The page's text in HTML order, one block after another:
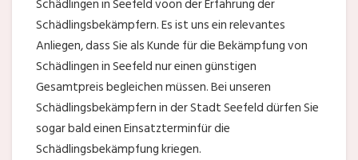
Schädlingen in Seefeld voon der Erfahrung der
Schädlingsbekämpfern. Es ist uns ein relevantes
Anliegen, dass Sie als Kunde für die Bekämpfung von
Schädlingen in Seefeld nur einen günstigen
Gesamtpreis begleichen müssen. Bei unseren
Schädlingsbekämpfern in der Stadt Seefeld dürfen Sie
sogar bald einen Einsatzterminfür die
Schädlingsbekämpfung kriegen.